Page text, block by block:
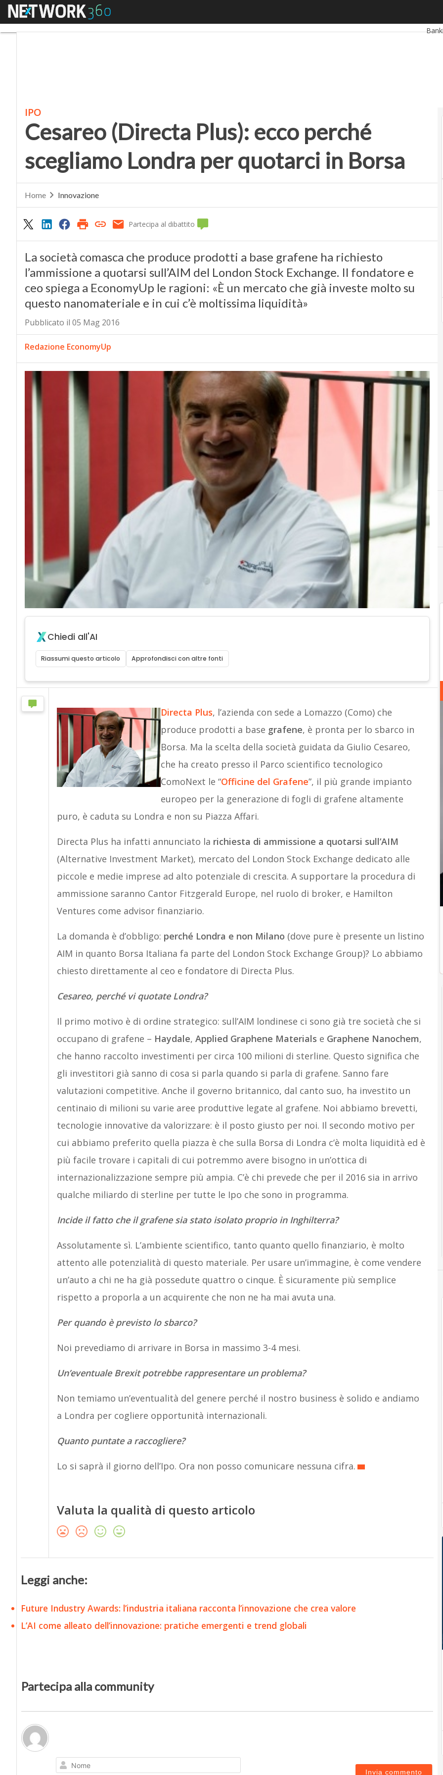
Menu
IPO
Cesareo (Directa Plus): ecco perché
scegliamo Londra per quotarci in Borsa
Home Innovazione
Partecipa al dibattito
La società comasca che produce prodotti a base grafene ha richiesto
l’ammissione a quotarsi sull’AIM del London Stock Exchange. Il fondatore e
ceo spiega a EconomyUp le ragioni: «È un mercato che già investe molto su
questo nanomateriale e in cui c’è moltissima liquidità»
Pubblicato il 05 Mag 2016
Redazione EconomyUp
Chiedi all'AI
Riassumi questo articolo Approfondisci con altre fonti
Directa Plus, l’azienda con sede a Lomazzo (Como) che
produce prodotti a base grafene, è pronta per lo sbarco in
Borsa. Ma la scelta della società guidata da Giulio Cesareo,
che ha creato presso il Parco scientifico tecnologico
ComoNext le “Officine del Grafene”, il più grande impianto
europeo per la generazione di fogli di grafene altamente
puro, è caduta su Londra e non su Piazza Affari.
Directa Plus ha infatti annunciato la richiesta di ammissione a quotarsi sull’AIM
(Alternative Investment Market), mercato del London Stock Exchange dedicato alle
piccole e medie imprese ad alto potenziale di crescita. A supportare la procedura di
ammissione saranno Cantor Fitzgerald Europe, nel ruolo di broker, e Hamilton
Ventures come advisor finanziario.
La domanda è d’obbligo: perché Londra e non Milano (dove pure è presente un listino
AIM in quanto Borsa Italiana fa parte del London Stock Exchange Group)? Lo abbiamo
chiesto direttamente al ceo e fondatore di Directa Plus.
Cesareo, perché vi quotate Londra?
Il primo motivo è di ordine strategico: sull’AIM londinese ci sono già tre società che si
occupano di grafene – Haydale, Applied Graphene Materials e Graphene Nanochem,
che hanno raccolto investimenti per circa 100 milioni di sterline. Questo significa che
gli investitori già sanno di cosa si parla quando si parla di grafene. Sanno fare
valutazioni competitive. Anche il governo britannico, dal canto suo, ha investito un
centinaio di milioni su varie aree produttive legate al grafene. Noi abbiamo brevetti,
tecnologie innovative da valorizzare: è il posto giusto per noi. Il secondo motivo per
cui abbiamo preferito quella piazza è che sulla Borsa di Londra c’è molta liquidità ed è
più facile trovare i capitali di cui potremmo avere bisogno in un’ottica di
internazionalizzazione sempre più ampia. C’è chi prevede che per il 2016 sia in arrivo
qualche miliardo di sterline per tutte le Ipo che sono in programma.
Incide il fatto che il grafene sia stato isolato proprio in Inghilterra?
Assolutamente sì. L’ambiente scientifico, tanto quanto quello finanziario, è molto
attento alle potenzialità di questo materiale. Per usare un’immagine, è come vendere
un’auto a chi ne ha già possedute quattro o cinque. È sicuramente più semplice
rispetto a proporla a un acquirente che non ne ha mai avuta una.
Per quando è previsto lo sbarco?
Noi prevediamo di arrivare in Borsa in massimo 3-4 mesi.
Un’eventuale Brexit potrebbe rappresentare un problema?
Non temiamo un’eventualità del genere perché il nostro business è solido e andiamo
a Londra per cogliere opportunità internazionali.
Quanto puntate a raccogliere?
Lo si saprà il giorno dell’Ipo. Ora non posso comunicare nessuna cifra.
Valuta la qualità di questo articolo
Leggi anche:
Future Industry Awards: l’industria italiana racconta l’innovazione che crea valore
L’AI come alleato dell’innovazione: pratiche emergenti e trend globali
Partecipa alla community
Nome
A
AIM